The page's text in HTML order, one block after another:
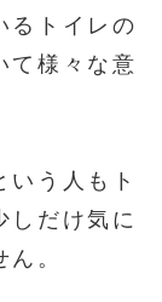
るトイレの
て様々な意
いう人もト
しだけ気に
。